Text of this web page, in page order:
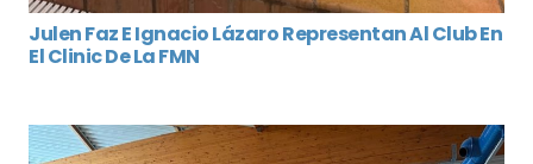
Julen Faz E Ignacio Lázaro Representan Al Club En
El Clinic De La FMN